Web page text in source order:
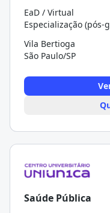
EaD / Virtual
Vila Bertioga
São Paulo/SP
Saúde Pública